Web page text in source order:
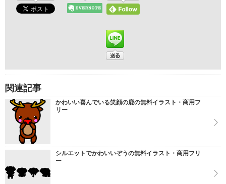
関連記事
かわいい喜んでいる笑顔の鹿の無料イラスト・商用フ
リー
シルエットでかわいいぞうの無料イラスト・商用フリ
ー